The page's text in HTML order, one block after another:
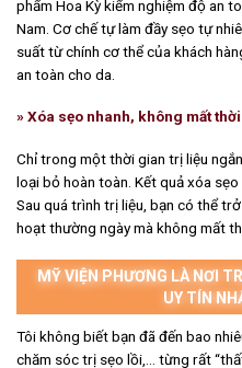
phẩm Hoa Kỳ kiểm nghiệm độ an
Nam. Cơ chế tự làm đầy sẹo tự
suất từ chính cơ thể của khách
an toàn cho da.
» Xóa sẹo nhanh, không mất
Chỉ trong một thời gian trị liệu
loại bỏ hoàn toàn. Kết quả xóa
Sau quá trình trị liệu, bạn có thể
hoạt thường ngày mà không mất
MỸ VIỆN PHƯƠNG LÀ NƠI
UY TÍN
Tôi không biết bạn đã đến bao
chăm sóc trị sẹo lồi,… từng rất